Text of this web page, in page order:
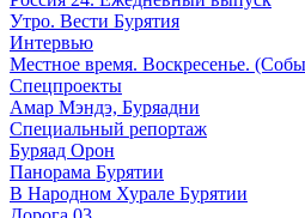
Утро. Вести Бурятия
Интервью
Местное время. Воскресенье.
Спецпроекты
Амар Мэндэ, Буряадни
Специальный репортаж
Буряад Орон
Панорама Бурятии
В Народном Хурале Бурятии